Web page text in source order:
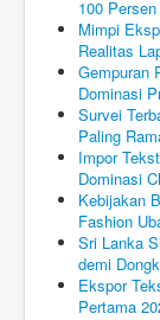
100
Mimpi
Realitas
Gempuran
Dominasi
Survei
Paling
Impor
Dominasi
Kebijakan
Fashion
Sri Lanka
demi
Ekspor
Pertama